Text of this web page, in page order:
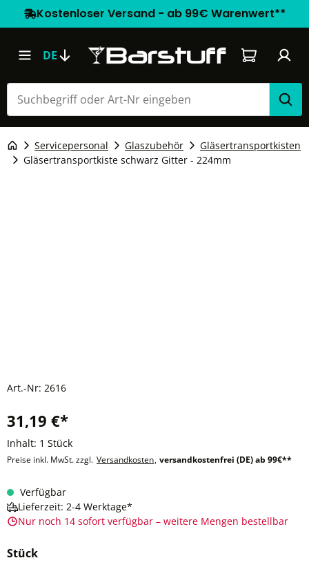
Kostenloser Versand - ab 99€ Warenwert**
DE Warenkorb
Servicepersonal Glaszubehör
Gläsertransportkisten
Gläsertransportkiste schwarz Gitter - 224mm
Art.-Nr: 2616
31,19 €*
Inhalt: 1 Stück
Preise inkl. MwSt. zzgl. Versandkosten, versandkostenfrei (DE) ab 99€**
Verfügbar
Lieferzeit: 2-4 Werktage*
Nur noch 14 sofort verfügbar – weitere Mengen bestellbar
Stück